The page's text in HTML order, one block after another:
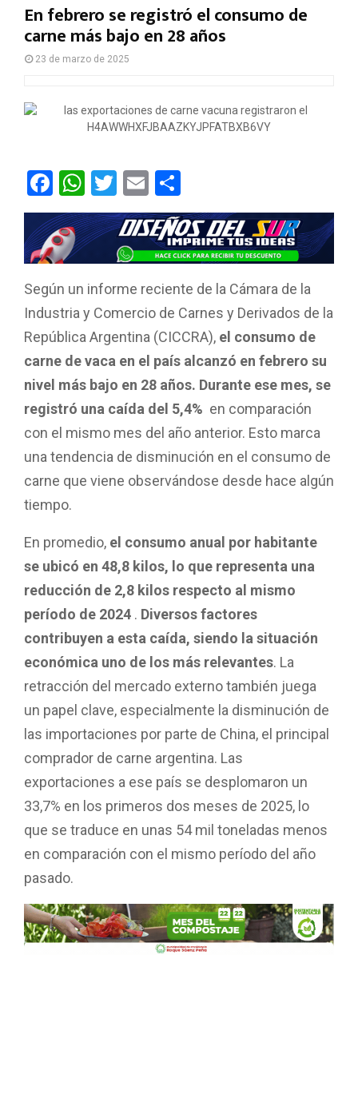
En febrero se registró el consumo de
carne más bajo en 28 años
23 de marzo de 2025
F
a
ce
b
o
o
k
W
h
at
s
A
p
p
T
wi
tt
er
E
m
ail
o
m
p
ar
tir
Según un informe reciente de la Cámara de la
Industria y Comercio de Carnes y Derivados de la
República Argentina (CICCRA), el consumo de
carne de vaca en el país alcanzó en febrero su
nivel más bajo en 28 años. Durante ese mes, se
registró una caída del 5,4% en comparación
con el mismo mes del año anterior. Esto marca
una tendencia de disminución en el consumo de
carne que viene observándose desde hace algún
tiempo.
En promedio, el consumo anual por habitante
se ubicó en 48,8 kilos, lo que representa una
reducción de 2,8 kilos respecto al mismo
período de 2024 . Diversos factores
contribuyen a esta caída, siendo la situación
económica uno de los más relevantes. La
retracción del mercado externo también juega
un papel clave, especialmente la disminución de
las importaciones por parte de China, el principal
comprador de carne argentina. Las
exportaciones a ese país se desplomaron un
33,7% en los primeros dos meses de 2025, lo
que se traduce en unas 54 mil toneladas menos
en comparación con el mismo período del año
pasado.